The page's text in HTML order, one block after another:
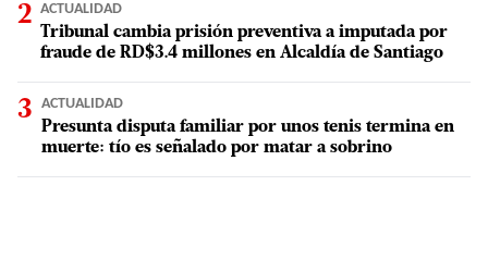
ACTUALIDAD
Tribunal cambia prisión preventiva a imputada por
fraude de RD$3.4 millones en Alcaldía de Santiago
ACTUALIDAD
Presunta disputa familiar por unos tenis termina en
muerte: tío es señalado por matar a sobrino